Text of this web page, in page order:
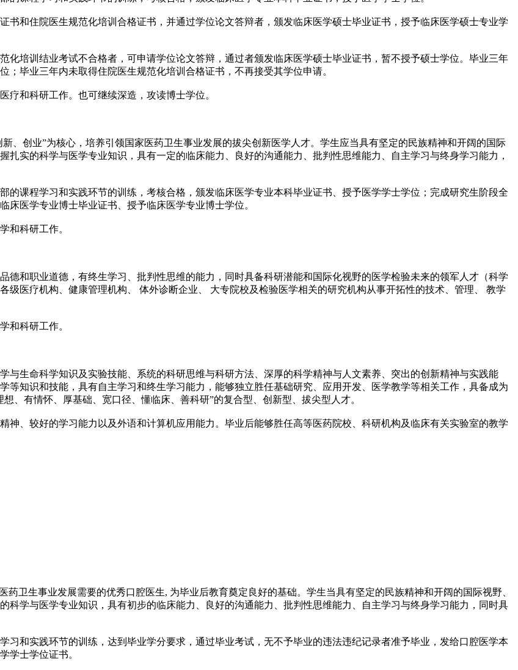
书和住院医生规范化培训合格证书，并通过学位论文答辩者，颁发临床医学硕士毕业证书，授予临床医学硕士专业学
化培训结业考试不合格者，可申请学位论文答辩，通过者颁发临床医学硕士毕业证书，暂不授予硕士学位。毕业三年
毕业三年内未取得住院医生规范化培训合格证书，不再接受其学位申请。
疗和科研工作。也可继续深造，攻读博士学位。
、创业”为核心，培养引领国家医药卫生事业发展的拔尖创新医学人才。学生应当具有坚定的民族精神和开阔的国际
实的科学与医学专业知识，具有一定的临床能力、良好的沟通能力、批判性思维能力、自主学习与终身学习能力，
的课程学习和实践环节的训练，考核合格，颁发临床医学专业本科毕业证书、授予医学学士学位；完成研究生阶段全
医学专业博士毕业证书、授予临床医学专业博士学位。
和科研工作。
德和职业道德，有终生学习、批判性思维的能力，同时具备科研潜能和国际化视野的医学检验未来的领军人才（科学
级医疗机构、健康管理机构、 体外诊断企业、 大专院校及检验医学相关的研究机构从事开拓性的技术、管理、 教学
和科研工作。
与生命科学知识及实验技能、系统的科研思维与科研方法、深厚的科学精神与人文素养、突出的创新精神与实践能
等知识和技能，具有自主学习和终生学习能力，能够独立胜任基础研究、应用开发、医学教学等相关工作，具备成为
、有情怀、厚基础、宽口径、懂临床、善科研”的复合型、创新型、拔尖型人才。
神、较好的学习能力以及外语和计算机应用能力。毕业后能够胜任高等医药院校、科研机构及临床有关实验室的教学
卫生事业发展需要的优秀口腔医生, 为毕业后教育奠定良好的基础。学生当具有坚定的民族精神和开阔的国际视野、
科学与医学专业知识，具有初步的临床能力、良好的沟通能力、批判性思维能力、自主学习与终身学习能力，同时具
习和实践环节的训练，达到毕业学分要求，通过毕业考试，无不予毕业的违法违纪记录者准予毕业，发给口腔医学本
学士学位证书。